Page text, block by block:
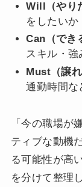
Will（やり
をしたいか
Can（でき
スキル・強
Must（譲れ
通勤時間な
「今の職場が
ティブな動機
る可能性が高
を分けて整理